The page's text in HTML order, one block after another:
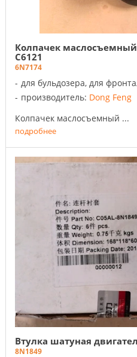
Колпачек маслосъемный
C6121
6N7174
для бульдозера, для
производитель: Dong Feng
Колпачек маслосъемный ...
подробнее
Втулка шатуная
8N1849